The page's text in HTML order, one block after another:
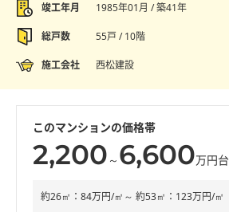
竣工年月 1985年01月 / 築41年
総戸数 55戸 / 10階
施工会社 西松建設
このマンションの価格帯
2,200 ～ 6,600万円台
約26㎡：84万円/㎡～ 約53㎡：123万円/㎡